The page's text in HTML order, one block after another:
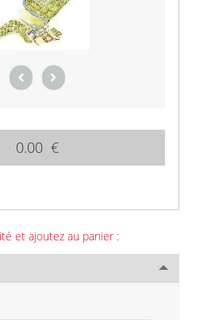
0.00 €
et ajoutez au panier :